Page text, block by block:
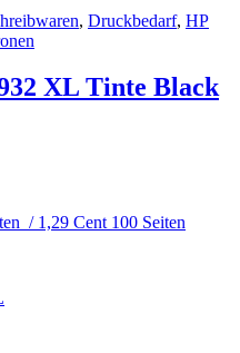
, Druckbedarf, HP
XL Tinte Black
/ 1,29 Cent 100 Seiten